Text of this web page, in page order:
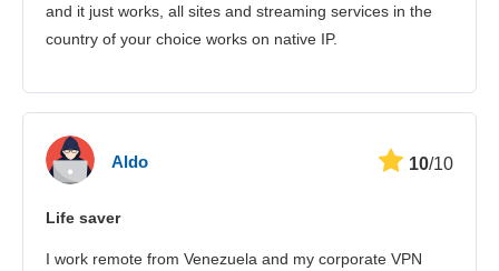
and it just works, all sites and streaming services in the
country of your choice works on native IP.
Aldo 10/10
Life saver
I work remote from Venezuela and my corporate VPN